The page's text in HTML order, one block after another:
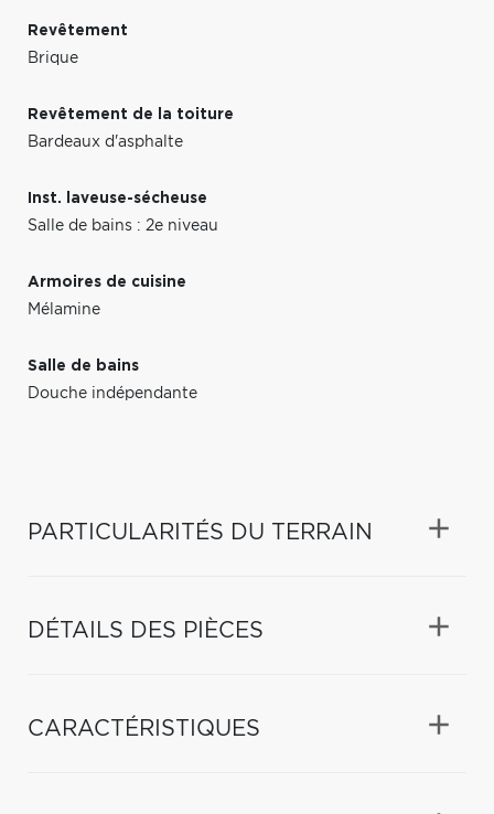
Revêtement
Brique
Revêtement de la toiture
Bardeaux d'asphalte
Inst. laveuse-sécheuse
Salle de bains : 2e niveau
Armoires de cuisine
Mélamine
Salle de bains
Douche indépendante
PARTICULARITÉS DU TERRAIN
DÉTAILS DES PIÈCES
CARACTÉRISTIQUES